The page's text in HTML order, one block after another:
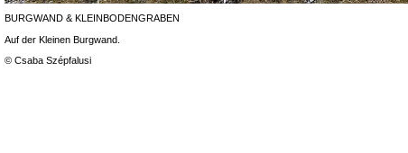
BURGWAND & KLEINBODENGRABEN
Auf der Kleinen Burgwand.
© Csaba Szépfalusi